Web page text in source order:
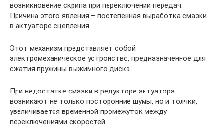
возникновение скрипа при переключении передач.
Причина этого явления – постепенная выработка смазки
в актуаторе сцепления.
Этот механизм представляет собой
электромеханическое устройство, предназначенное для
сжатия пружины выжимного диска.
При недостатке смазки в редукторе актуатора
возникают не только посторонние шумы, но и толчки,
увеличивается временной промежуток между
переключениями скоростей.